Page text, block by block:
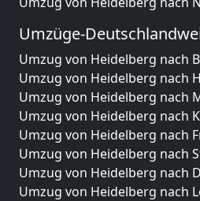
Umzüge-
Umzug von Heidelberg nach
Umzug von Heidelberg nach
Umzug von Heidelberg nach
Umzug von Heidelberg nach
Umzug von Heidelberg nach
Umzug von Heidelberg nach
Umzug von Heidelberg nach
Umzug von Heidelberg nach